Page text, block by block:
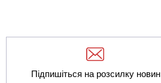
Підпишіться на розсилку новин